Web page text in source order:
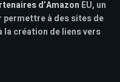
d’Amazon EU, un
permettre à des sites de
la création de liens vers